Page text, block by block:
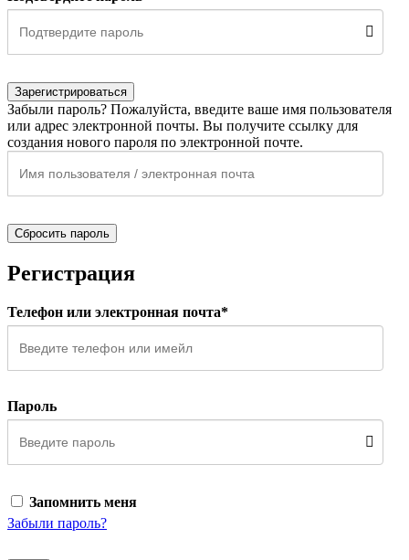
Зарегистрироваться
Забыли пароль? Пожалуйста, введите ваше имя пользователя
или адрес электронной почты. Вы получите ссылку для
создания нового пароля по электронной почте.
Сбросить пароль
Регистрация
Телефон или электронная почта*
Пароль
Запомнить меня
Забыли пароль?